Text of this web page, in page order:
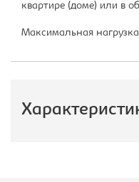
квартире (доме) или в
Максимальная